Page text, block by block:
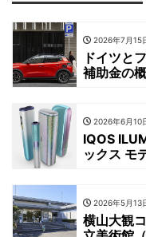
2026年7月15
ドイツと
補助金の
2026年6月10
IQOS
ックス モ
2026年5月13
横山大観